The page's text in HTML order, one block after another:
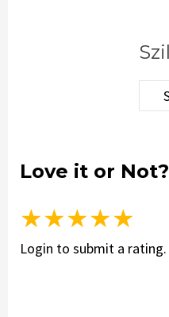
Love it or
★★★★★
Login to submit a rating.